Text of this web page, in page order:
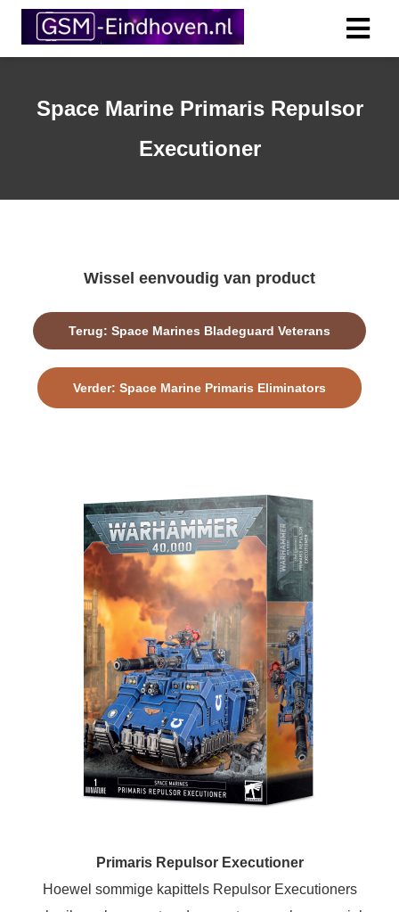
Space Marine Primaris Repulsor
Executioner
Wissel eenvoudig van product
Terug: Space Marines Bladeguard Veterans
Verder: Space Marine Primaris Eliminators
Primaris Repulsor Executioner
Hoewel sommige kapittels Repulsor Executioners